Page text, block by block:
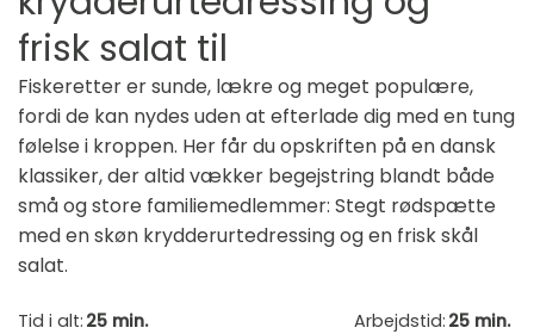
frisk salat til
Fiskeretter er sunde, lækre og meget populære,
fordi de kan nydes uden at efterlade dig med en tung
følelse i kroppen. Her får du opskriften på en dansk
klassiker, der altid vækker begejstring blandt både
små og store familiemedlemmer: Stegt rødspætte
med en skøn krydderurtedressing og en frisk skål
salat.
Tid i alt: 25 min. Arbejdstid: 25 min.